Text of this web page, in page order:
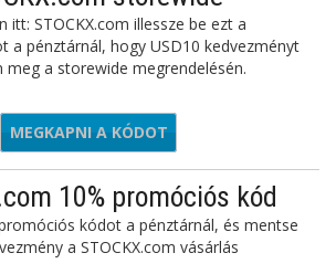
itt: STOCKX.com illessze be ezt a
a pénztárnál, hogy USD10 kedvezményt
meg a storewide megrendelésén.
KDAXL10
MEGKAPNI A KÓDOT
10% promóciós kód
kódot a pénztárnál, és mentse
a STOCKX.com vásárlás